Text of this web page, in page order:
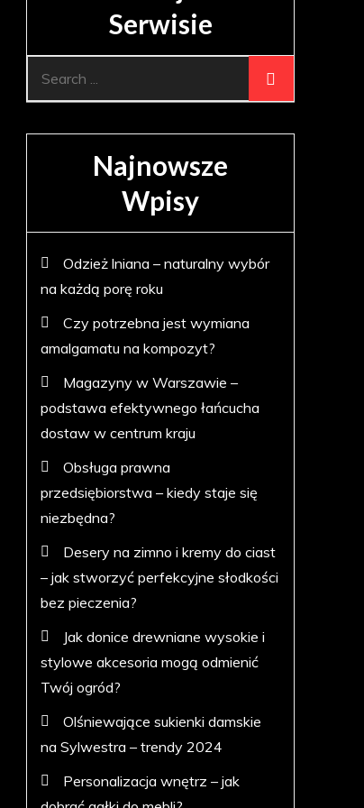
Serwisie
Najnowsze
Wpisy
Odzież lniana – naturalny wybór
na każdą porę roku
Czy potrzebna jest wymiana
amalgamatu na kompozyt?
Magazyny w Warszawie –
podstawa efektywnego łańcucha
dostaw w centrum kraju
Obsługa prawna
przedsiębiorstwa – kiedy staje się
niezbędna?
Desery na zimno i kremy do ciast
– jak stworzyć perfekcyjne słodkości
bez pieczenia?
Jak donice drewniane wysokie i
stylowe akcesoria mogą odmienić
Twój ogród?
Olśniewające sukienki damskie
na Sylwestra – trendy 2024
Personalizacja wnętrz – jak